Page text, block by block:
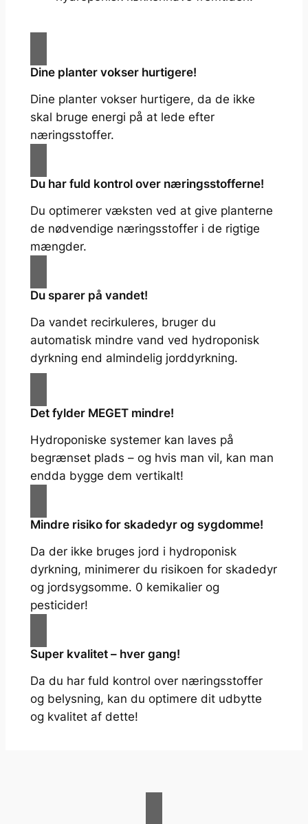
Dine planter vokser hurtigere!
Dine planter vokser hurtigere, da de ikke
skal bruge energi på at lede efter
næringsstoffer.
Du har fuld kontrol over næringsstofferne!
Du optimerer væksten ved at give planterne
de nødvendige næringsstoffer i de rigtige
mængder.
Du sparer på vandet!
Da vandet recirkuleres, bruger du
automatisk mindre vand ved hydroponisk
dyrkning end almindelig jorddyrkning.
Det fylder MEGET mindre!
Hydroponiske systemer kan laves på
begrænset plads – og hvis man vil, kan man
endda bygge dem vertikalt!
Mindre risiko for skadedyr og sygdomme!
Da der ikke bruges jord i hydroponisk
dyrkning, minimerer du risikoen for skadedyr
og jordsygsomme. 0 kemikalier og
pesticider!
Super kvalitet – hver gang!
Da du har fuld kontrol over næringsstoffer
og belysning, kan du optimere dit udbytte
og kvalitet af dette!